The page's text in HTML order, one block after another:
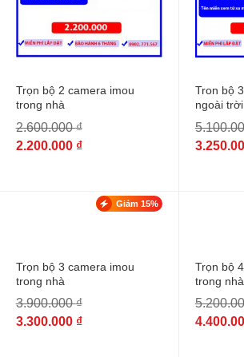
Trọn bộ 2 camera imou
trong nhà
2.600.000₫
2.200.000 ₫
Tron bộ
ngoài trời
Giảm 15%
Trọn bộ 3 camera imou
trong nhà
3.900.000₫
3.300.000 ₫
Trọn bộ
trong nhà